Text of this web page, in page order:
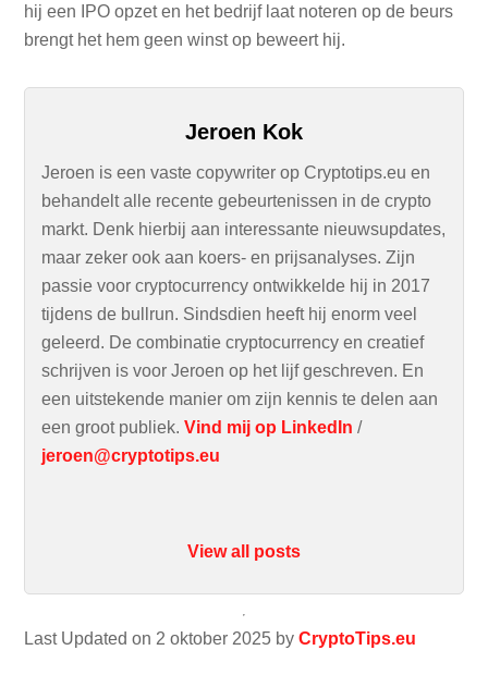
Last Updated on 2 oktober 2025 byCryptoTips.eu
hij een IPO opzet en het bedrijf laat noteren op de beurs
brengt het hem geen winst op beweert hij.
Jeroen Kok
Jeroen is een vaste copywriter op Cryptotips.eu en
behandelt alle recente gebeurtenissen in de crypto
markt. Denk hierbij aan interessante nieuwsupdates,
maar zeker ook aan koers- en prijsanalyses. Zijn
passie voor cryptocurrency ontwikkelde hij in 2017
tijdens de bullrun. Sindsdien heeft hij enorm veel
geleerd. De combinatie cryptocurrency en creatief
schrijven is voor Jeroen op het lijf geschreven. En
een uitstekende manier om zijn kennis te delen aan
een groot publiek.Vind mij op LinkedIn /
jeroen@cryptotips.eu
View all posts